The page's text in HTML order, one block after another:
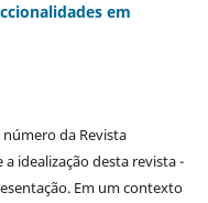
em
da Revista
idealização desta revista -
Em um contexto